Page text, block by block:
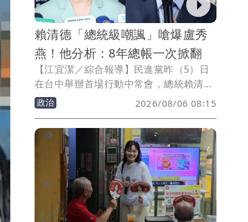
賴清德「總統級嘲諷」嗆爆盧秀
燕！他分析：8年總帳一次掀翻
【江宜潔／綜合報導】民進黨昨（5）日
在台中舉辦首場行動中常會，總統賴清德
也罕見對台中市長盧秀燕市政動怒，不僅
砲轟其個人滿意度遠遠不及高雄市長陳其
邁，甚至拿「藍隊友」來打臉表現不如雲
林、南投、苗栗，且只勉勉強強贏過彰
化。台灣青年民主協會理事張育萌感嘆，
如今賴清德全程沒看稿嗆爆盧秀燕、還祭
出總統級嘲諷，「就不要怪他跑到妳地盤
把八年總帳一次掀翻。」
政治 2026/08/06 08:15